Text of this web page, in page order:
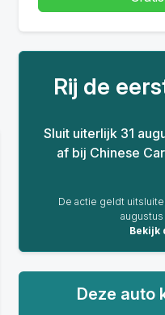
Rij de
Sluit uiterlijk 31
af bij Chinese
De actie geldt
Bekijk
Deze auto